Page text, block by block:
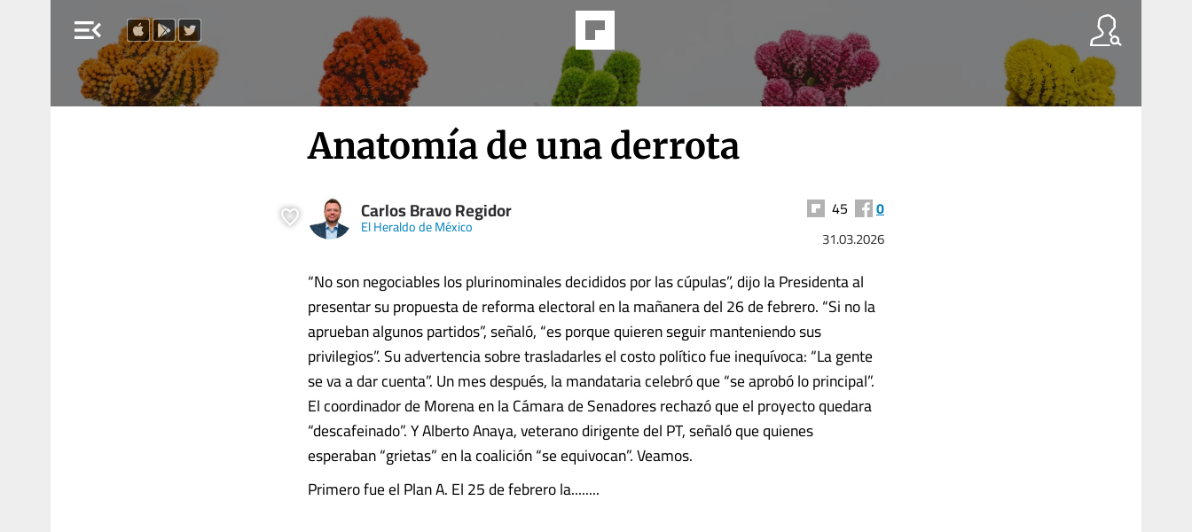
menu_open
Anatomía de una derrota
Carlos Bravo Regidor
El Heraldo de México
45 0
31.03.2026
“No son negociables los plurinominales decididos por las cúpulas”, dijo la Presidenta al
presentar su propuesta de reforma electoral en la mañanera del 26 de febrero. “Si no la
aprueban algunos partidos”, señaló, “es porque quieren seguir manteniendo sus
privilegios”. Su advertencia sobre trasladarles el costo político fue inequívoca: “La gente
se va a dar cuenta”. Un mes después, la mandataria celebró que “se aprobó lo principal”.
El coordinador de Morena en la Cámara de Senadores rechazó que el proyecto quedara
“descafeinado”. Y Alberto Anaya, veterano dirigente del PT, señaló que quienes
esperaban “grietas” en la coalición “se equivocan”. Veamos.
Primero fue el Plan A. El 25 de febrero la........